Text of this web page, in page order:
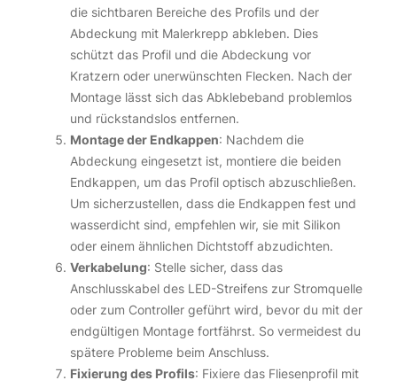
die sichtbaren Bereiche des Profils und der
Abdeckung mit Malerkrepp abkleben. Dies
schützt das Profil und die Abdeckung vor
Kratzern oder unerwünschten Flecken. Nach der
Montage lässt sich das Abklebeband problemlos
und rückstandslos entfernen.
Montage der Endkappen: Nachdem die
Abdeckung eingesetzt ist, montiere die beiden
Endkappen, um das Profil optisch abzuschließen.
Um sicherzustellen, dass die Endkappen fest und
wasserdicht sind, empfehlen wir, sie mit Silikon
oder einem ähnlichen Dichtstoff abzudichten.
Verkabelung: Stelle sicher, dass das
Anschlusskabel des LED-Streifens zur Stromquelle
oder zum Controller geführt wird, bevor du mit der
endgültigen Montage fortfährst. So vermeidest du
spätere Probleme beim Anschluss.
Fixierung des Profils: Fixiere das Fliesenprofil mit